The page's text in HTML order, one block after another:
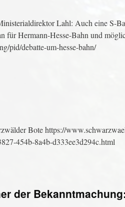
Lahl: Auch eine S-
für Hermann-Hesse-Bahn und
pid/debatte-um-hesse-bahn/
Bote https://
454b-8a4b-d333ee3d294c.html
der